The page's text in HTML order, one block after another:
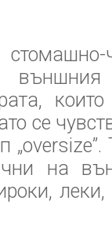
се
на
леки,